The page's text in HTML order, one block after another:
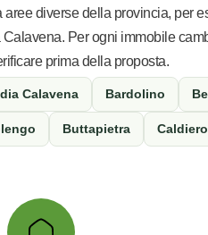
aree diverse della provincia, per
Per ogni immobile
prima della proposta.
Calavena Bardolino
Buttapietra Caldiero